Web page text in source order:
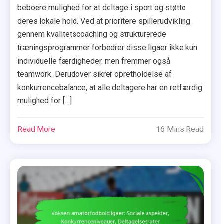
beboere mulighed for at deltage i sport og støtte
deres lokale hold. Ved at prioritere spillerudvikling
gennem kvalitetscoaching og strukturerede
træningsprogrammer forbedrer disse ligaer ikke kun
individuelle færdigheder, men fremmer også
teamwork. Derudover sikrer opretholdelse af
konkurrencebalance, at alle deltagere har en retfærdig
mulighed for […]
Read More 16 Mins Read